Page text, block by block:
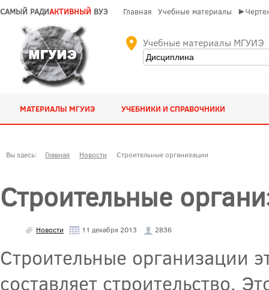
САМЫЙ РАДИАКТИВНЫЙ ВУЗ Главная Учебные материалы
Учебные материалы МГУИЭ
МАТЕРИАЛЫ МГУИЭ УЧЕБНИКИ И СПРАВОЧНИКИ
Вы здесь: Главная Новости Строительные организации
Строительные
Новости 11 декабря 2013 2836
Строительные организации
составляет строительство.